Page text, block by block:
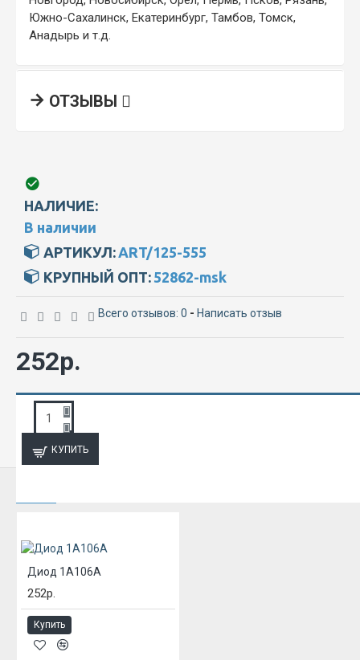
Южно-Сахалинск, Екатеринбург, Тамбов, Томск,
Анадырь и т.д.
ОТЗЫВЫ
НАЛИЧИЕ:
В наличии
АРТИКУЛ: ART/125-555
КРУПНЫЙ ОПТ: 52862-msk
Всего отзывов: 0 - Написать отзыв
252р.
КУПИТЬ
Диод 1А106А
252р.
Купить